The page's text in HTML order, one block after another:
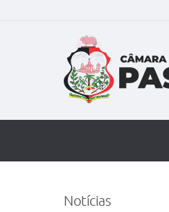
Notícias